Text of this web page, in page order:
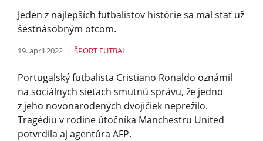
Jeden z najlepších futbalistov histórie sa mal stať už
šesťnásobným otcom.
19. apríl 2022 ŠPORT FUTBAL
Portugalský futbalista Cristiano Ronaldo oznámil
na sociálnych sieťach smutnú správu, že jedno
z jeho novonarodených dvojičiek neprežilo.
Tragédiu v rodine útočníka Manchestru United
potvrdila aj agentúra AFP.